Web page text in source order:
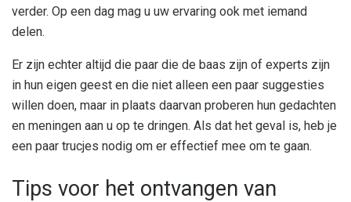
verder. Op een dag mag u uw ervaring ook met iemand
delen.
Er zijn echter altijd die paar die de baas zijn of experts zijn
in hun eigen geest en die niet alleen een paar suggesties
willen doen, maar in plaats daarvan proberen hun gedachten
en meningen aan u op te dringen. Als dat het geval is, heb je
een paar trucjes nodig om er effectief mee om te gaan.
Tips voor het ontvangen van